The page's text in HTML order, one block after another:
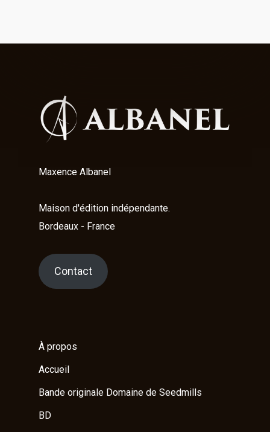
Maxence Albanel
Maison d'édition indépendante.
Bordeaux - France
Contact
À propos
Accueil
Bande originale Domaine de Seedmills
BD